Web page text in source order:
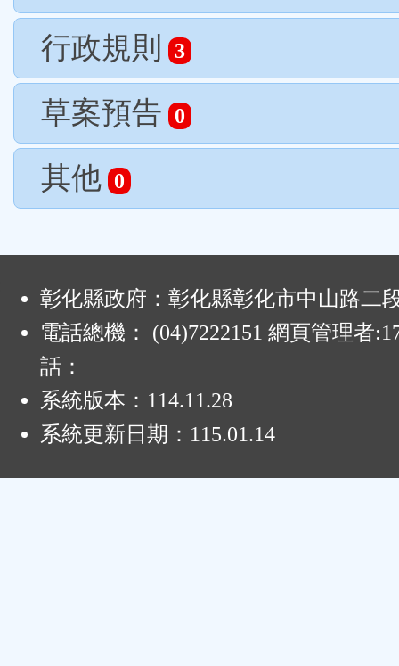
行政規則 3
草案預告 0
其他 0
彰化縣政府：彰化縣彰化市中山路二
電話總機： (04)7222151 網頁管理者
話：
系統版本： 114.11.28
系統更新日期： 115.01.14